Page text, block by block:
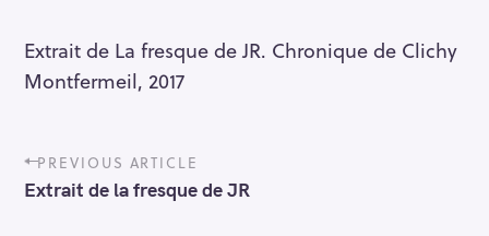
Extrait de La fresque de JR. Chronique de Clichy
Montfermeil, 2017
P
o
s
PREVIOUS ARTICLE
Extrait de la fresque de JR